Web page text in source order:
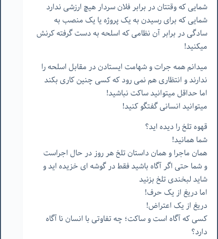
شمایی که وقتتان در برابر فلان سردار هیچ ارزشی ندارد
شمایی که برای رسیدن به یک پروژه یا یک منصب به
سادگی در برابر آن نظامی که اسلحه به دست گرفته کرنش
میکنید!
میدانم همه جرات و شهامت ایستادن در مقابل اسلحه را
ندارند و انتظاری هم نمی رود که کسی چنین کاری بکند
اما حداقل میتوانید ساکت نباشید!
میتوانید انسانی گفتگو کنید!
قهوه تلخ را دیده اید؟
شما همانید!
همان ماجرا و همان داستان تلخ هر روز در حال اجراست
و شما حتی اگر آگاه باشید فقط در گوشه ای خزیده اید و
شاید لبخندی تلخ بزنید
اما دریغ از یک حرف!
دریغ از یک اعتراض!
کسی که آگاه است و ساکت؛ چه تفاوتی با انسان نا آگاه
دارد؟